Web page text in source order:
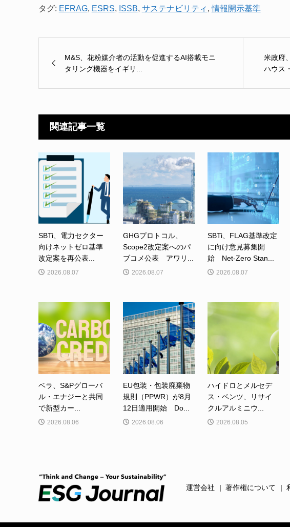
タグ: EFRAG, ESRS, ISSB, サステナビリティ ,情報開示基準
M&S、花粉媒介者の活動を促進するAI搭載モニ
タリング機器をイギリ...
米政府
ハウス
関連記事一覧
SBTi、電力セクター
向けネットゼロ基準
改定案を再公表...
2026.08.07
GHGプロトコル、
Scope2改定案へのパ
ブコメ公表 アワリ...
2026.08.07
SBTi、FLAG基準改定
に向け意見募集開
始 Net-Zero Stan...
2026.08.07
ベラ、S&Pグローバ
ル・エナジーと共同
で新型カー...
2026.08.06
EU包装・包装廃棄物
規則（PPWR）が8月
12日適用開始 Do...
2026.08.06
ハイドロとメルセデ
ス・ベンツ、リサイ
クルアルミニウ...
2026.08.05
運営会社 著作権について